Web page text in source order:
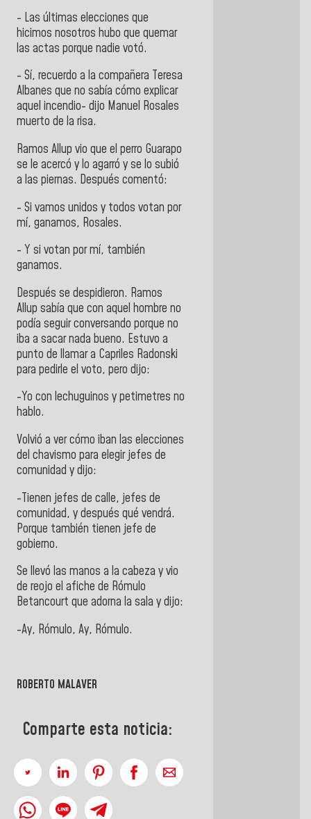
- Las últimas elecciones que
hicimos nosotros hubo que quemar
las actas porque nadie votó.
- Sí, recuerdo a la compañera Teresa
Albanes que no sabía cómo explicar
aquel incendio- dijo Manuel Rosales
muerto de la risa.
Ramos Allup vio que el perro Guarapo
se le acercó y lo agarró y se lo subió
a las piernas. Después comentó:
- Si vamos unidos y todos votan por
mí, ganamos, Rosales.
- Y si votan por mí, también
ganamos.
Después se despidieron. Ramos
Allup sabía que con aquel hombre no
podía seguir conversando porque no
iba a sacar nada bueno. Estuvo a
punto de llamar a Capriles Radonski
para pedirle el voto, pero dijo:
-Yo con lechuguinos y petimetres no
hablo.
Volvió a ver cómo iban las elecciones
del chavismo para elegir jefes de
comunidad y dijo:
-Tienen jefes de calle, jefes de
comunidad, y después qué vendrá.
Porque también tienen jefe de
gobierno.
Se llevó las manos a la cabeza y vio
de reojo el afiche de Rómulo
Betancourt que adorna la sala y dijo:
-Ay, Rómulo, Ay, Rómulo.
ROBERTO MALAVER
Comparte esta noticia: